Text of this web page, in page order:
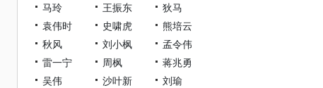
马玲
王振东
狄马
袁伟时
史啸虎
熊培云
秋风
刘小枫
孟令伟
雷一宁
周枫
蒋兆勇
吴伟
沙叶新
刘瑜